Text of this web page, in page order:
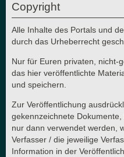
Copyright
Alle Inhalte des Portals und
durch das Urheberrecht
Nur für Euren privaten, nicht-
das hier veröffentlichte
und speichern.
Zur Veröffentlichung
gekennzeichnete
nur dann verwendet werden,
Verfasser / die jeweilige
Information in der